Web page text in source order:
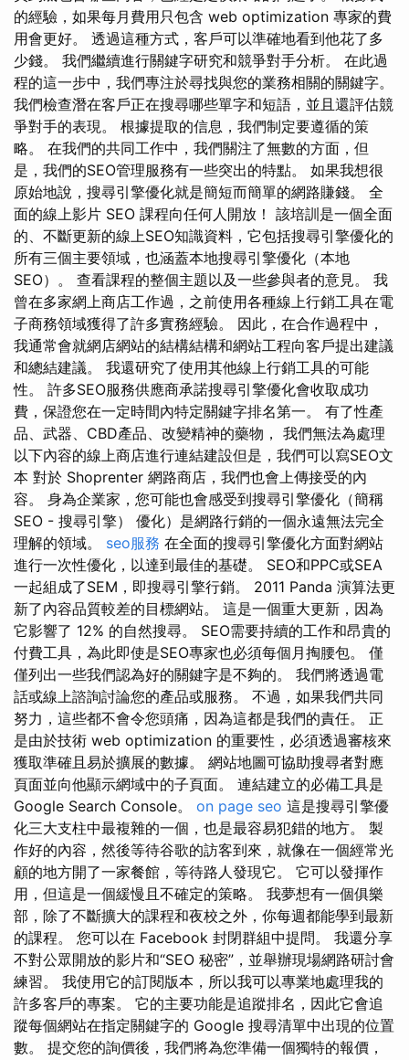
的經驗，如果每月費用只包含 web optimization 專家的費
用會更好。 透過這種方式，客戶可以準確地看到他花了多
少錢。 我們繼續進行關鍵字研究和競爭對手分析。 在此過
程的這一步中，我們專注於尋找與您的業務相關的關鍵字。
我們檢查潛在客戶正在搜尋哪些單字和短語，並且還評估競
爭對手的表現。 根據提取的信息，我們制定要遵循的策
略。 在我們的共同工作中，我們關注了無數的方面，但
是，我們的SEO管理服務有一些突出的特點。 如果我想很
原始地說，搜尋引擎優化就是簡短而簡單的網路賺錢。 全
面的線上影片 SEO 課程向任何人開放！ 該培訓是一個全面
的、不斷更新的線上SEO知識資料，它包括搜尋引擎優化的
所有三個主要領域，也涵蓋本地搜尋引擎優化（本地
SEO）。 查看課程的整個主題以及一些參與者的意見。 我
曾在多家網上商店工作過，之前使用各種線上行銷工具在電
子商務領域獲得了許多實務經驗。 因此，在合作過程中，
我通常會就網店網站的結構結構和網站工程向客戶提出建議
和總結建議。 我還研究了使用其他線上行銷工具的可能
性。 許多SEO服務供應商承諾搜尋引擎優化會收取成功
費，保證您在一定時間內特定關鍵字排名第一。 有了性產
品、武器、CBD產品、改變精神的藥物， 我們無法為處理
以下內容的線上商店進行連結建設但是，我們可以寫SEO文
本 對於 Shoprenter 網路商店，我們也會上傳接受的內
容。 身為企業家，您可能也會感受到搜尋引擎優化（簡稱
SEO - 搜尋引擎） 優化）是網路行銷的一個永遠無法完全
理解的領域。 seo服務 在全面的搜尋引擎優化方面對網站
進行一次性優化，以達到最佳的基礎。 SEO和PPC或SEA
一起組成了SEM，即搜尋引擎行銷。 2011 Panda 演算法更
新了內容品質較差的目標網站。 這是一個重大更新，因為
它影響了 12% 的自然搜尋。 SEO需要持續的工作和昂貴的
付費工具，為此即使是SEO專家也必須每個月掏腰包。 僅
僅列出一些我們認為好的關鍵字是不夠的。 我們將透過電
話或線上諮詢討論您的產品或服務。 不過，如果我們共同
努力，這些都不會令您頭痛，因為這都是我們的責任。 正
是由於技術 web optimization 的重要性，必須透過審核來
獲取準確且易於擴展的數據。 網站地圖可協助搜尋者對應
頁面並向他顯示網域中的子頁面。 連結建立的必備工具是
Google Search Console。 on page seo 這是搜尋引擎優
化三大支柱中最複雜的一個，也是最容易犯錯的地方。 製
作好的內容，然後等待谷歌的訪客到來，就像在一個經常光
顧的地方開了一家餐館，等待路人發現它。 它可以發揮作
用，但這是一個緩慢且不確定的策略。 我夢想有一個俱樂
部，除了不斷擴大的課程和夜校之外，你每週都能學到最新
的課程。 您可以在 Facebook 封閉群組中提問。 我還分享
不對公眾開放的影片和“SEO 秘密”，並舉辦現場網路研討會
練習。 我使用它的訂閱版本，所以我可以專業地處理我的
許多客戶的專案。 它的主要功能是追蹤排名，因此它會追
蹤每個網站在指定關鍵字的 Google 搜尋清單中出現的位置
數。 提交您的詢價後，我們將為您準備一個獨特的報價，